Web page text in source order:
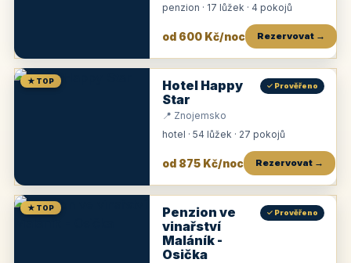
penzion · 17 lůžek · 4 pokojů
od 600 Kč/noc Rezervovat →
★ TOP
Hotel Happy
Star
✓ Prověřeno
📍 Znojemsko
hotel · 54 lůžek · 27 pokojů
od 875 Kč/noc Rezervovat →
★ TOP
Penzion ve
vinařství
Maláník -
Osička
✓ Prověřeno